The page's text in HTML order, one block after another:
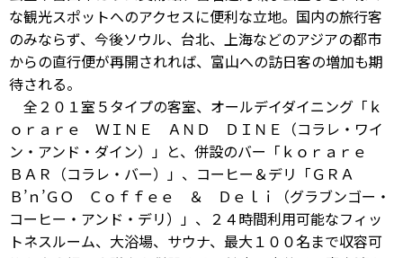
な観光スポットへのアクセスに便利な立地。国内の旅行客
のみならず、今後ソウル、台北、上海などのアジアの都市
からの直行便が再開されれば、富山への訪日客の増加も期
待される。
全２０１室５タイプの客室、オールデイダイニング「ｋ
ｏｒａｒｅ ＷＩＮＥ ＡＮＤ ＤＩＮＥ（コラレ・ワイ
ン・アンド・ダイン）」と、併設のバー「ｋｏｒａｒｅ
ＢＡＲ（コラレ・バー）」、コーヒー＆デリ「ＧＲＡ
Ｂ’ｎ’ＧＯ Ｃｏｆｆｅｅ ＆ Ｄｅｌｉ（グラブンゴー・
コーヒー・アンド・デリ）」、２４時間利用可能なフィッ
トネスルーム、大浴場、サウナ、最大１００名まで収容可